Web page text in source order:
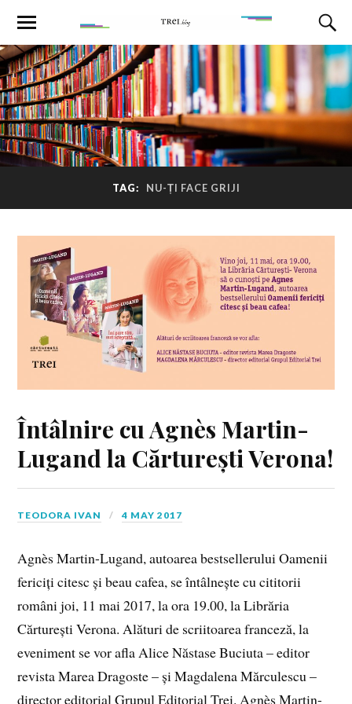
TAG: NU-ȚI FACE GRIJI
Întâlnire cu Agnès Martin-
Lugand la Cărturești Verona!
TEODORA IVAN 4 MAY 2017
Agnès Martin-Lugand, autoarea bestsellerului Oamenii
fericiți citesc și beau cafea, se întâlnește cu cititorii
români joi, 11 mai 2017, la ora 19.00, la Librăria
Cărturești Verona. Alături de scriitoarea franceză, la
eveniment se vor afla Alice Năstase Buciuta – editor
revista Marea Dragoste – și Magdalena Mărculescu –
director editorial Grupul Editorial Trei. Agnès Martin-